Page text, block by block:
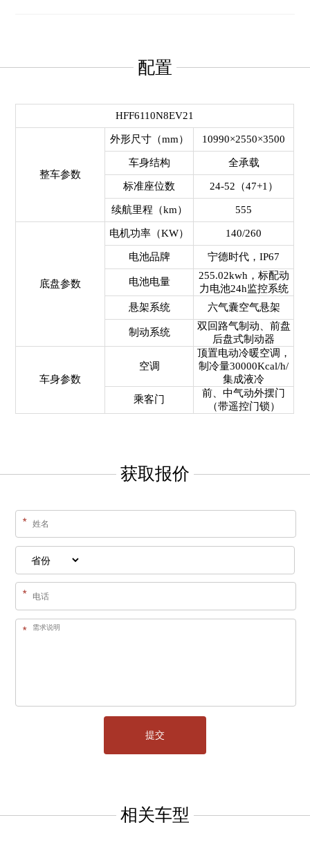
配置
HFF6110N8EV21
整车参数
外形尺寸（mm） 10990×2550×3500
车身结构 全承载
标准座位数 24-52（47+1）
续航里程（km） 555
底盘参数
电机功率（KW） 140/260
电池品牌 宁德时代，IP67
电池电量
255.02kwh，标配动
力电池24h监控系统
悬架系统
六气囊空气悬架
制动系统
双回路气制动、前盘
后盘式制动器
车身参数
空调
顶置电动冷暖空调，
制冷量30000Kcal/h/
集成液冷
乘客门
前、中气动外摆门
（带遥控门锁）
获取报价
相关车型